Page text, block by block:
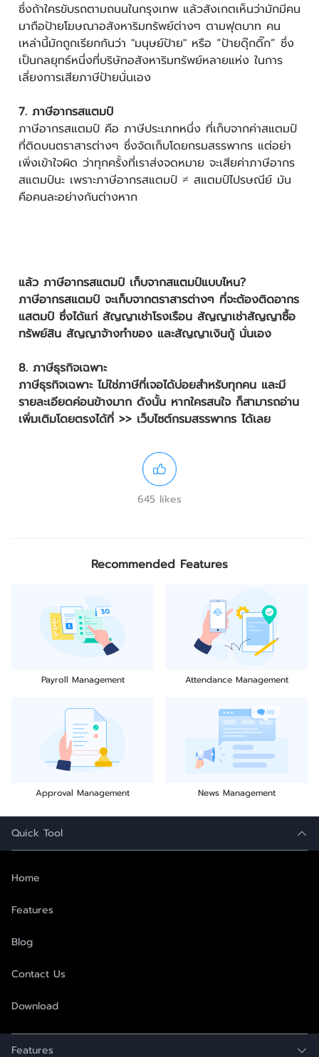
ซึ่งถ้าใครขับรถตามถนนในกรุงเทพ แล้วสังเกตเห็นว่ามักมีคน
มาถือป้ายโฆษณาอสังหาริมทรัพย์ต่างๆ ตามฟุตบาท คน
เหล่านี้มักถูกเรียกกันว่า "มนุษย์ป้าย" หรือ “ป้ายดุ๊กดิ๊ก” ซึ่ง
เป็นกลยุทธ์หนึ่งที่บริษัทอสังหาริมทรัพย์หลายแห่ง ในการ
เลี่ยงการเสียภาษีป้ายนั่นเอง
7. ภาษีอากรสแตมป์
ภาษีอากรสแตมป์ คือ ภาษีประเภทหนึ่ง ที่เก็บจากค่าสแตมป์
ที่ติดบนตราสารต่างๆ ซึ่งจัดเก็บโดยกรมสรรพากร แต่อย่า
เพิ่งเข้าใจผิด ว่าทุกครั้งที่เราส่งจดหมาย จะเสียค่าภาษีอากร
สแตมป์นะ เพราะภาษีอากรสแตมป์ ≠ สแตมป์ไปรษณีย์ มัน
คือคนละอย่างกันต่างหาก
แล้ว ภาษีอากรสแตมป์ เก็บจากสแตมป์แบบไหน?
ภาษีอากรสแตมป์ จะเก็บจากตราสารต่างๆ ที่จะต้องติดอากร
แสตมป์ ซึ่งได้แก่ สัญญาเช่าโรงเรือน สัญญาเช่าสัญญาซื้อ
ทรัพย์สิน สัญญาจ้างทำของ และสัญญาเงินกู้ นั่นเอง
8. ภาษีธุรกิจเฉพาะ
ภาษีธุรกิจเฉพาะ ไม่ใช่ภาษีที่เจอได้บ่อยสำหรับทุกคน และมี
รายละเอียดค่อนข้างมาก ดังนั้น หากใครสนใจ ก็สามารถอ่าน
เพิ่มเติมโดยตรงได้ที่ >> เว็บไซต์กรมสรรพากร ได้เลย
645 likes
Recommended Features
Payroll Management Attendance Management
Approval Management News Management
Quick Tool
Home
Features
Blog
Contact Us
Download
Features